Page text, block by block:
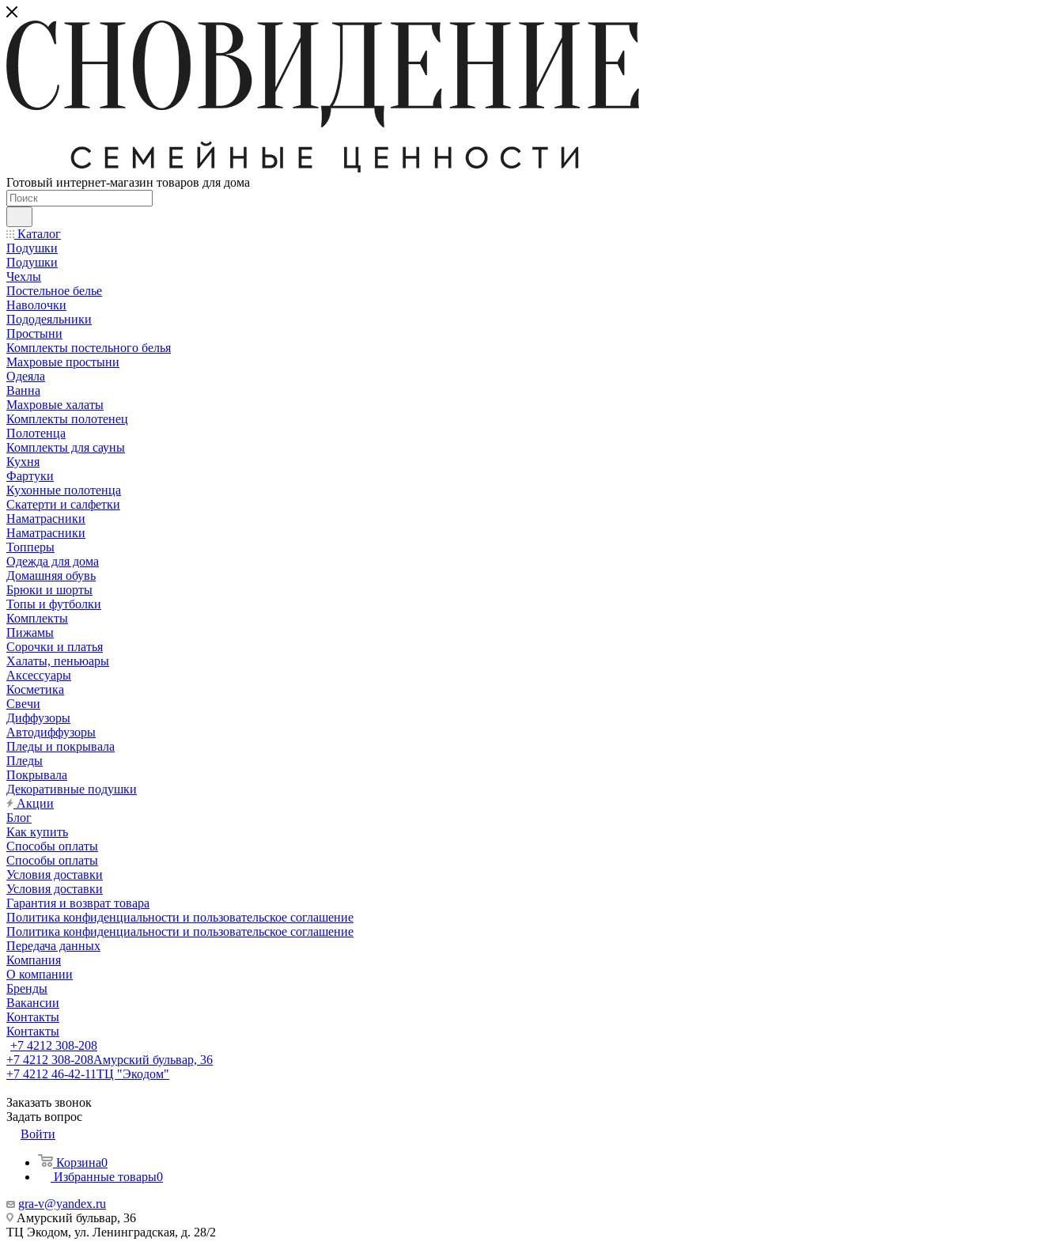
Готовый интернет-магазин товаров для дома
Каталог
Подушки
Подушки
Чехлы
Постельное белье
Наволочки
Пододеяльники
Простыни
Комплекты постельного белья
Махровые простыни
Одеяла
Ванна
Махровые халаты
Комплекты полотенец
Полотенца
Комплекты для сауны
Кухня
Фартуки
Кухонные полотенца
Скатерти и салфетки
Наматрасники
Наматрасники
Топперы
Одежда для дома
Домашняя обувь
Брюки и шорты
Топы и футболки
Комплекты
Пижамы
Сорочки и платья
Халаты, пеньюары
Аксессуары
Косметика
Свечи
Диффузоры
Автодиффузоры
Пледы и покрывала
Пледы
Покрывала
Декоративные подушки
Акции
Блог
Как купить
Способы оплаты
Способы оплаты
Условия доставки
Условия доставки
Гарантия и возврат товара
Политика конфиденциальности и пользовательское соглашение
Политика конфиденциальности и пользовательское соглашение
Передача данных
Компания
О компании
Бренды
Вакансии
Контакты
Контакты
+7 4212 308-208
+7 4212 308-208Амурский бульвар, 36
+7 4212 46-42-11ТЦ "Экодом"
Заказать звонок
Задать вопрос
Войти
Корзина0
Избранные товары0
gra-v@yandex.ru
Амурский бульвар, 36
ТЦ Экодом, ул. Ленинградская, д. 28/2